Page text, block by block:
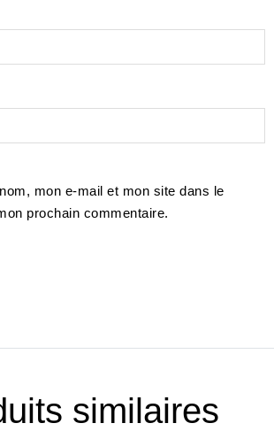
mon e-mail et mon site dans le
prochain commentaire.
similaires